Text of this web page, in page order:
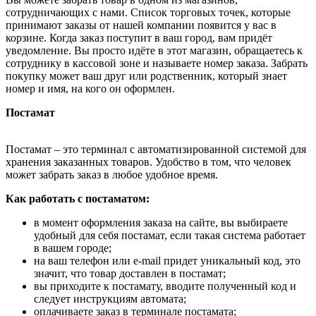
сотрудничающих с нами. Список торговых точек, которые
принимают заказы от нашей компании появится у вас в
корзине. Когда заказ поступит в ваш город, вам придёт
уведомление. Вы просто идёте в этот магазин, обращаетесь к
сотруднику в кассовой зоне и называете номер заказа. Забрать
покупку может ваш друг или родственник, который знает
номер и имя, на кого он оформлен.
Постамат
Постамат – это терминал с автоматизированной системой для
хранения заказанных товаров. Удобство в том, что человек
может забрать заказ в любое удобное время.
Как работать с постаматом:
в момент оформления заказа на сайте, вы выбираете
удобный для себя постамат, если такая система работает
в вашем городе;
на ваш телефон или e-mail придет уникальный код, это
значит, что товар доставлен в постамат;
вы приходите к постамату, вводите полученный код и
следует инструкциям автомата;
оплачиваете заказ в терминале постамата;